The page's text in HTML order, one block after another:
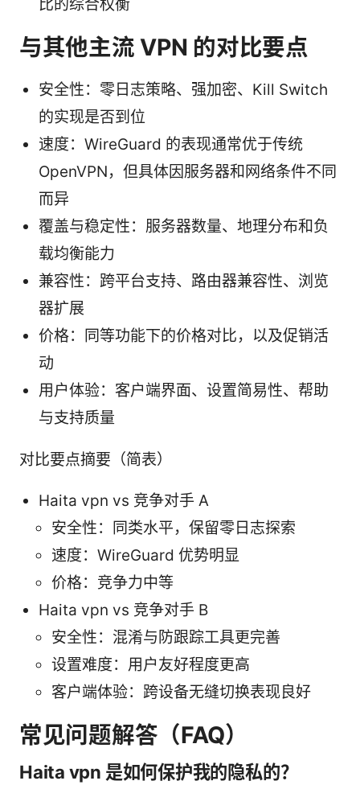
比的综合权衡
与其他主流 VPN 的对比要点
安全性：零日志策略、强加密、Kill Switch
的实现是否到位
速度：WireGuard 的表现通常优于传统
OpenVPN，但具体因服务器和网络条件不同
而异
覆盖与稳定性：服务器数量、地理分布和负
载均衡能力
兼容性：跨平台支持、路由器兼容性、浏览
器扩展
价格：同等功能下的价格对比，以及促销活
动
用户体验：客户端界面、设置简易性、帮助
与支持质量
对比要点摘要（简表）
Haita vpn vs 竞争对手 A
安全性：同类水平，保留零日志探索
速度：WireGuard 优势明显
价格：竞争力中等
Haita vpn vs 竞争对手 B
安全性：混淆与防跟踪工具更完善
设置难度：用户友好程度更高
客户端体验：跨设备无缝切换表现良好
常见问题解答（FAQ）
Haita vpn 是如何保护我的隐私的？